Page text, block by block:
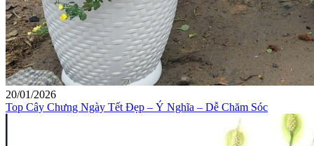
20/01/2026
Top Cây Chưng Ngày Tết Đẹp – Ý Nghĩa – Dễ Chăm Sóc